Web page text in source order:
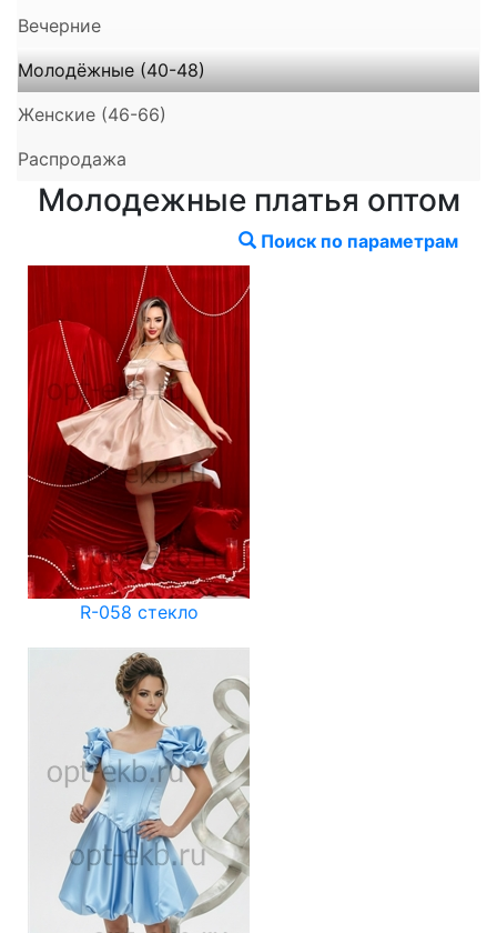
Вечерние
Молодёжные (40-48)
Женские (46-66)
Распродажа
Молодежные платья оптом
Поиск по параметрам
R-058 стекло